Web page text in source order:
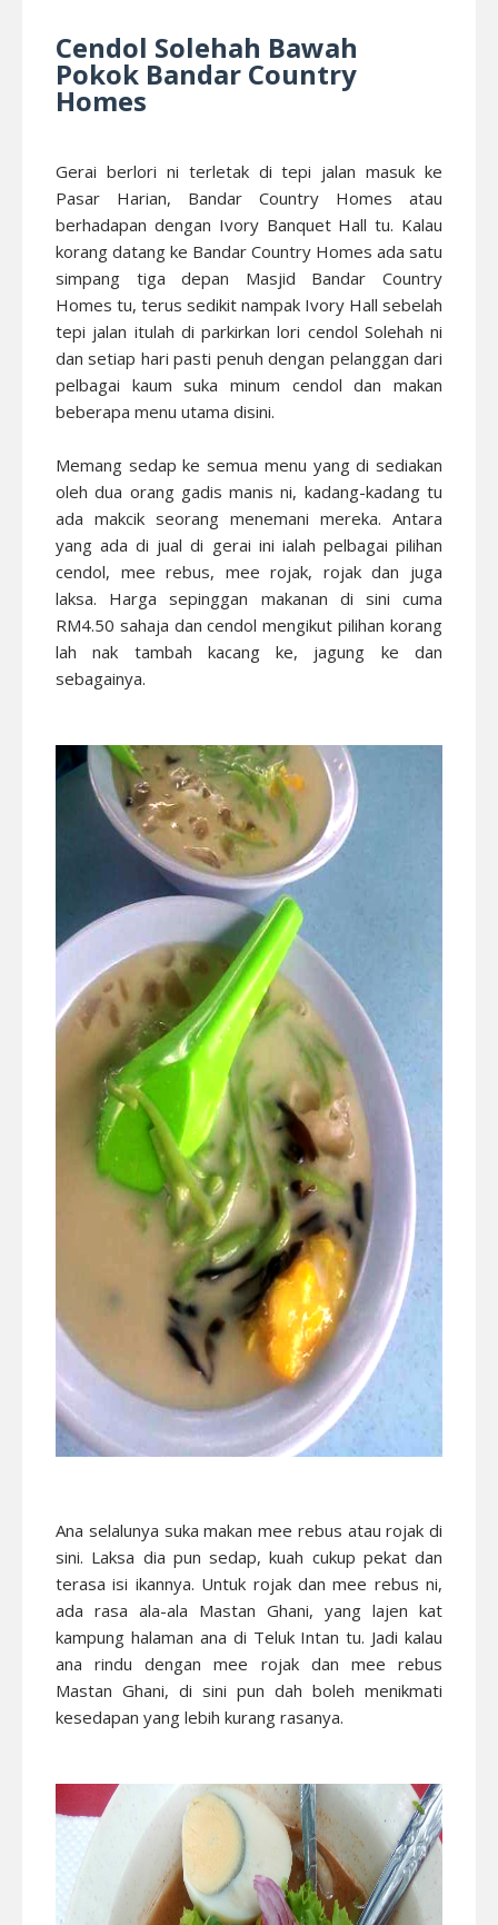
Cendol Solehah Bawah
Pokok Bandar Country
Homes
Gerai berlori ni terletak di tepi jalan masuk ke
Pasar Harian, Bandar Country Homes atau
berhadapan dengan Ivory Banquet Hall tu. Kalau
korang datang ke Bandar Country Homes ada satu
simpang tiga depan Masjid Bandar Country
Homes tu, terus sedikit nampak Ivory Hall sebelah
tepi jalan itulah di parkirkan lori cendol Solehah ni
dan setiap hari pasti penuh dengan pelanggan dari
pelbagai kaum suka minum cendol dan makan
beberapa menu utama disini.
Memang sedap ke semua menu yang di sediakan
oleh dua orang gadis manis ni, kadang-kadang tu
ada makcik seorang menemani mereka. Antara
yang ada di jual di gerai ini ialah pelbagai pilihan
cendol, mee rebus, mee rojak, rojak dan juga
laksa. Harga sepinggan makanan di sini cuma
RM4.50 sahaja dan cendol mengikut pilihan korang
lah nak tambah kacang ke, jagung ke dan
sebagainya.
Ana selalunya suka makan mee rebus atau rojak di
sini. Laksa dia pun sedap, kuah cukup pekat dan
terasa isi ikannya. Untuk rojak dan mee rebus ni,
ada rasa ala-ala Mastan Ghani, yang lajen kat
kampung halaman ana di Teluk Intan tu. Jadi kalau
ana rindu dengan mee rojak dan mee rebus
Mastan Ghani, di sini pun dah boleh menikmati
kesedapan yang lebih kurang rasanya.